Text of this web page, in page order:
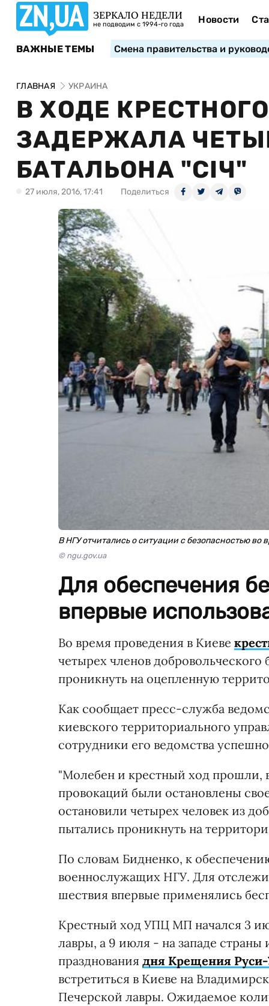
ЗЕРКАЛО НЕДЕЛИ
не подводим с 1994-го года Новости
ВАЖНЫЕ ТЕМЫ Смена правительства и
ГЛАВНАЯ УКРАИНА
В ХОДЕ
ЗАДЕРЖАЛА
БАТАЛЬОНА "СІЧ"
27 июля, 2016, 17:41 Поделиться
В НГУ отчитались о ситуации с безопасностью во
© ngu.gov.ua
Для обеспечения
впервые
Во время проведения в Киеве
четырех членов добровольческого
проникнуть на оцепленную
Как сообщает пресс-служба
киевского территориального
сотрудники его ведомства
"Молебен и крестный ход прошли,
провокаций были остановлены
остановили четырех человек из
пытались проникнуть на
По словам Бидненко, к
военнослужащих НГУ. Для
шествия впервые применялись
Крестный ход УПЦ МП начался 3
лавры, а 9 июля - на западе страны
празднования дня Крещения
встретиться в Киеве на
Печерской лавры. Ожидаемое